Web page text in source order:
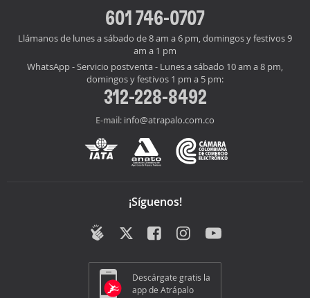
601 746-0707
Llámanos de lunes a sábado de 8 am a 6 pm, domingos y festivos 9
am a 1 pm
WhatsApp - Servicio postventa - Lunes a sábado 10 am a 8 pm,
domingos y festivos 1 pm a 5 pm:
312-228-8492
E-mail: info@atrapalo.com.co
¡Síguenos!
Descárgate gratis la
app de Atrápalo